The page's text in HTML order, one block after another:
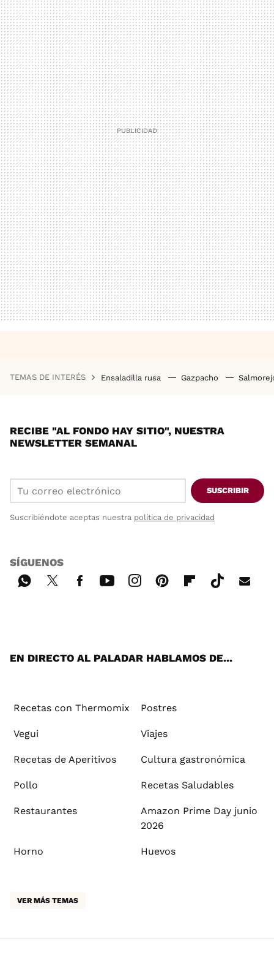
TEMAS DE INTERÉS Ensaladilla rusa Gazpacho
RECIBE "AL FONDO HAY SITIO", NUESTRA
NEWSLETTER SEMANAL
SUSCRIBIR
Suscribiéndote aceptas nuestra política de privacidad
SÍGUENOS
EN DIRECTO AL PALADAR HABLAMOS DE...
Recetas con Thermomix Postres
Vegui Viajes
Recetas de Aperitivos Cultura gastronómica
Pollo Recetas Saludables
Restaurantes
Amazon Prime Day junio
2026
Horno Huevos
VER MÁS TEMAS